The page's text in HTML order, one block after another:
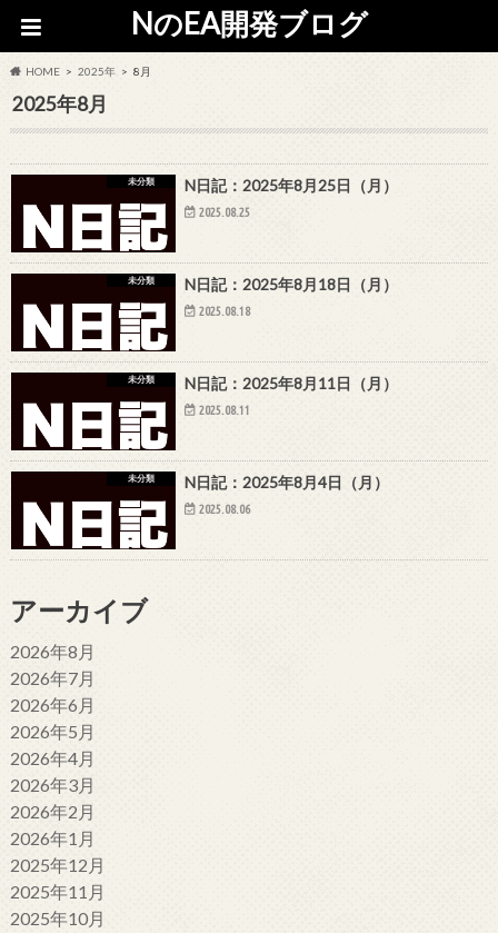
NのEA開発ブログ
HOME 2025年 8月
2025年8月
未分類 N日記：2025年8月25日（月）
2025.08.25
未分類 N日記：2025年8月18日（月）
2025.08.18
未分類 N日記：2025年8月11日（月）
2025.08.11
未分類 N日記：2025年8月4日（月）
2025.08.06
アーカイブ
2026年8月
2026年7月
2026年6月
2026年5月
2026年4月
2026年3月
2026年2月
2026年1月
2025年12月
2025年11月
2025年10月